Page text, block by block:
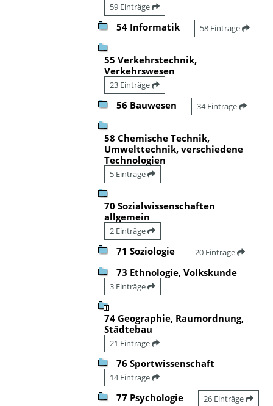
59 Einträge
54 Informatik 58 Einträge
55 Verkehrstechnik,
Verkehrswesen
23 Einträge
56 Bauwesen 34 Einträge
58 Chemische Technik,
Umwelttechnik, verschiedene
Technologien
5 Einträge
70 Sozialwissenschaften
allgemein
2 Einträge
71 Soziologie 20 Einträge
73 Ethnologie, Volkskunde
3 Einträge
74 Geographie, Raumordnung,
Städtebau
21 Einträge
76 Sportwissenschaft
14 Einträge
77 Psychologie 26 Einträge